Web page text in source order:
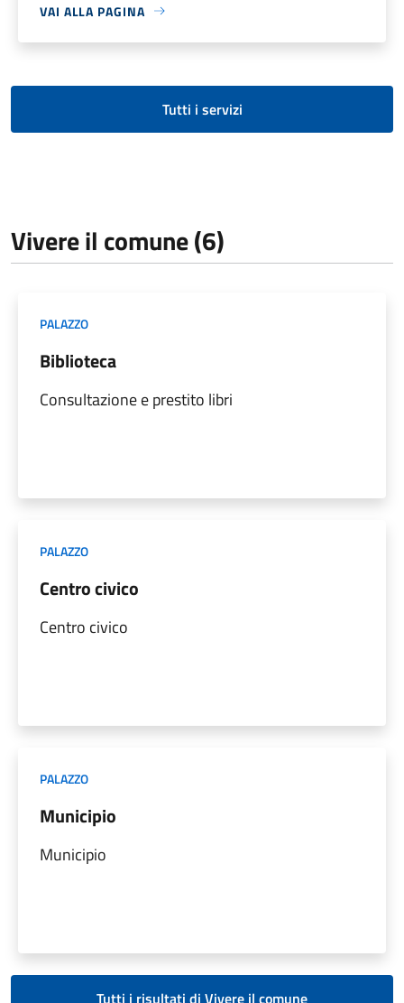
VAI ALLA PAGINA
Tutti i servizi
Vivere il comune (6)
PALAZZO
Biblioteca
Consultazione e prestito libri
PALAZZO
Centro civico
Centro civico
PALAZZO
Municipio
Municipio
Tutti i risultati di Vivere il comune